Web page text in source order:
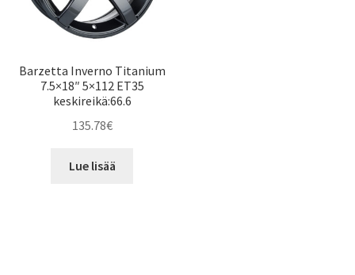
Barzetta Inverno Titanium
7.5×18″ 5×112 ET35
keskireikä:66.6
135.78€
Lue lisää